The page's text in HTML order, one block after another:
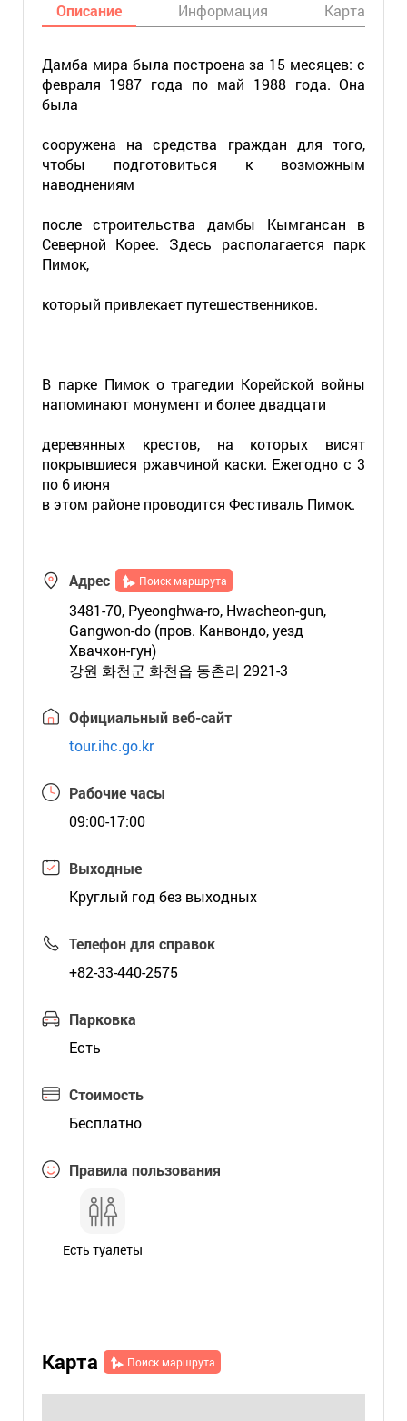
Описание Информация Карта
Дамба мира была построена за 15 месяцев: с
февраля 1987 года по май 1988 года. Она
была
сооружена на средства граждан для того,
чтобы подготовиться к возможным
наводнениям
после строительства дамбы Кымгансан в
Северной Корее. Здесь располагается парк
Пимок,
который привлекает путешественников.
В парке Пимок о трагедии Корейской войны
напоминают монумент и более двадцати
деревянных крестов, на которых висят
покрывшиеся ржавчиной каски. Ежегодно с 3
по 6 июня
в этом районе проводится Фестиваль Пимок.
Адрес Поиск маршрута
3481-70, Pyeonghwa-ro, Hwacheon-gun,
Gangwon-do (пров. Канвондо, уезд
Хвачхон-гун)
강원 화천군 화천읍 동촌리 2921-3
Официальный веб-сайт
tour.ihc.go.kr
Рабочие часы
09:00-17:00
Выходные
Круглый год без выходных
Телефон для справок
+82-33-440-2575
Парковка
Есть
Стоимость
Бесплатно
Правила пользования
Есть туалеты
Карта Поиск маршрута